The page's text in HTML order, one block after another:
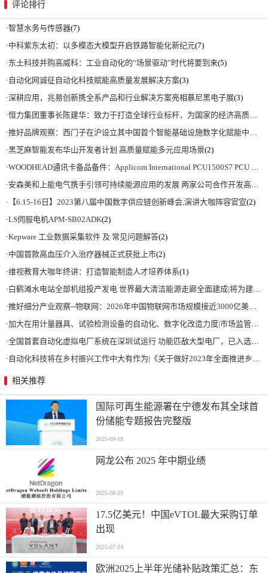
评论排行
·智慧水务与传感器(7)
·中科紫东太初：以多模态大模型开启铁路智能化新纪元(7)
·东土科技并购高威科：工业自动化的“场景驱动”时代将要到来(5)
· 自动化网诚征自动化科技赋能高质量发展解决方案(3)
·深耕应用，兆易创新携全系产品和行业解决方案亮相慕尼黑电子展(3)
·恒力集团董事长陈建华：致力于打造全球行业标杆，为国家的经济高质量发展贡献更大力量|上海电气集团党委书记、董事长吴磊来访
·推好品牌观察：西门子在沪设立其中国首个智能基础设施数字化赋能中心
·黑芝麻智能发布华山开发者计划 高质量赋能多元应用场景(2)
·WOODHEAD通讯卡备品备件：Applicom International PCU1500S7 PCU 1500 S7 V4.5.0
·安森美和上能电气携手引领可持续能源应用的发展 两家公司合作开发高性能储能和太阳能组串式逆变器方案 以实现可持续的未来
· 【6.15-16日】2023第八届中国数字供应链创新峰会,演讲大咖阵容官宣(2)
·LS伺服电机APM-SB02ADK(2)
·Kepware 工业数据采集软件 及 常见问题解答(2)
·中国首款高血压介入治疗器械正式获批上市(2)
·维视教育大咖年终讲：打造智能制造人才培养体系(1)
·白鹤滩水电站全部机组投产发电 世界最大清洁能源走廊全面建成|将为建设新型能源体系、保障国家能源安全、实现“双碳”目标提供有力支撑
·推好细分产业观察--物联网：2026年中国物联网市场规模接近3000亿美元 智慧工厂、智慧城市、智慧电网等将占60%以上
·加大在用计量器具、试验检测设备的自动化、数字化改造力度|市场监管总局 工业和信息化部 关于促进企业计量能力提升的指导意见
·全国首套自动化虚拟电厂系统在深圳试运行 功能匹敌大型电厂，已入选国际典型案例
· 自动化科技将在乡村振兴工作中大有作为|《关于做好2023年全面推进乡村振兴重点工作的意见》发布
相关推荐
国际可再生能源署在宁德发布其全球首
份储能专题报告完整版
2025-09-18
网龙公布 2025 年中期业绩
2025-08-29
17.5亿美元！中国eVTOL最大采购订单
出现
2025-07-24
欧洲2025上半年光储补贴政策汇总：东